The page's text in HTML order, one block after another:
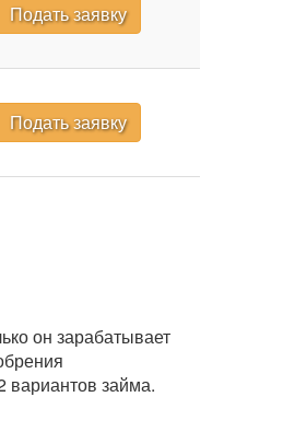
Подать заявку
Подать заявку
он зарабатывает
вариантов займа.